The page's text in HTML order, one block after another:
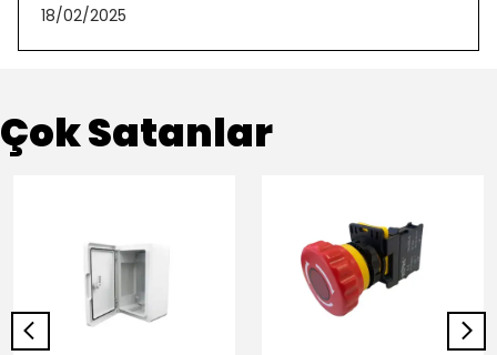
18/02/2025
Çok Satanlar